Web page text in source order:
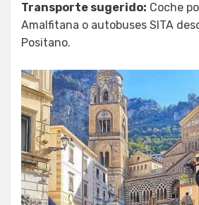
Transporte sugerido: Coche
Amalfitana o autobuses SITA
Positano.